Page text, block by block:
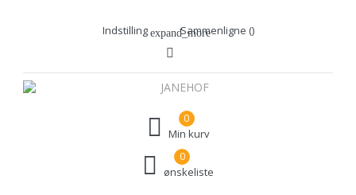
Indstilling expand_moreSammenligne ()
0
Min kurv
ønskeliste
0